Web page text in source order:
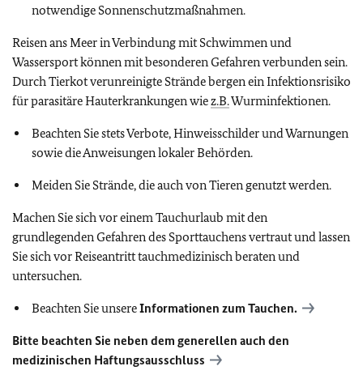
notwendige Sonnenschutzmaßnahmen.
Reisen ans Meer in Verbindung mit Schwimmen und
Wassersport können mit besonderen Gefahren verbunden sein.
Durch Tierkot verunreinigte Strände bergen ein Infektionsrisiko
für parasitäre Hauterkrankungen wiez.B.Wurminfektionen.
Beachten Sie stets Verbote, Hinweisschilder und Warnungen
sowie die Anweisungen lokaler Behörden.
Meiden Sie Strände, die auch von Tieren genutzt werden.
Machen Sie sich vor einem Tauchurlaub mit den
grundlegenden Gefahren des Sporttauchens vertraut und lassen
Sie sich vor Reiseantritt tauchmedizinisch beraten und
untersuchen.
Beachten Sie unsereInformationen zum Tauchen.
Bitte beachten Sie neben dem generellen auch den
medizinischen Haftungsausschluss